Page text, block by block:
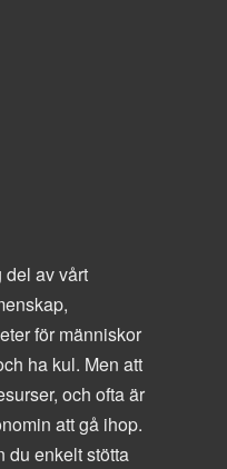
del av vårt
för människor
ha kul. Men att
och ofta är
att gå ihop.
du enkelt stötta